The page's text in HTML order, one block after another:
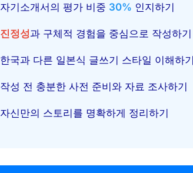
자기소개서의 평가 비중 30% 인지하기
진정성과 구체적 경험을 중심으로 작성하기
한국과 다른 일본식 글쓰기 스타일 이해하기
작성 전 충분한 사전 준비와 자료 조사하기
자신만의 스토리를 명확하게 정리하기